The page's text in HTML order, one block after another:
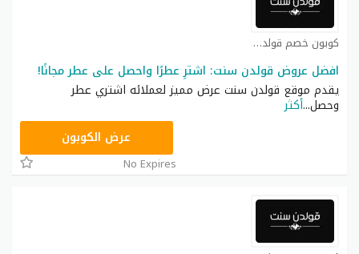
كوبون خصم قولدن سنت كوبون
افضل عروض قولدن سنت: اشترِ عطرًا واحصل على عطر مجانًا!
يقدم موقع قولدن سنت عرض مميز لعملائه اشتري عطر
وحصل...أكثر
عرض الكوبون
No Expires